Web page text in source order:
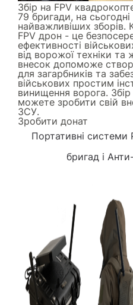
Збір на FPV
79 бригади, на
найважливіших
FPV дрон - це
ефективності
від ворожої техніки та
внесок допоможе
для загарбників та
військових простим
винищення ворога.
можете зробити свій
ЗСУ.
Зробити донат
Портативні системи
бригад і